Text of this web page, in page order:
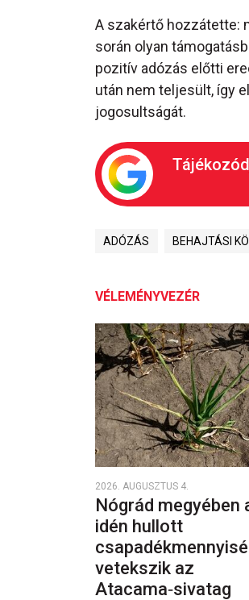
A szakértő hozzátette:
során olyan
pozitív adózás előtti
után nem teljesült, így
jogosultságát.
ADÓZÁS BEHAJTÁSI
VÉLEMÉNYVEZÉR
2026. AUGUSZTUS 4.
Nógrád megyében
idén hullott
vetekszik az
Atacama‑sivatag